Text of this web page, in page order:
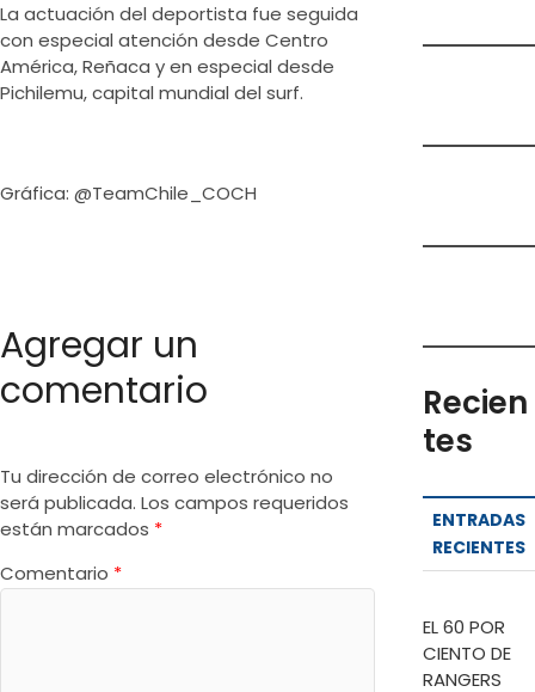
La actuación del deportista fue seguida
con especial atención desde Centro
América, Reñaca y en especial desde
Pichilemu, capital mundial del surf.
Gráfica: @TeamChile_COCH
Agregar un
comentario
Tu dirección de correo electrónico no
será publicada. Los campos requeridos
están marcados *
Comentario *
Recien
tes
ENTRADAS
RECIENTES
EL 60 POR
CIENTO DE
RANGERS